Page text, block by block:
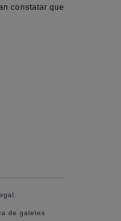
constatar que
de galetes